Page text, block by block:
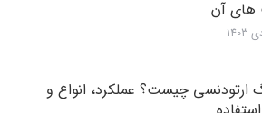
های آن
ارتودنسی چیست؟ عملکرد، انواع و